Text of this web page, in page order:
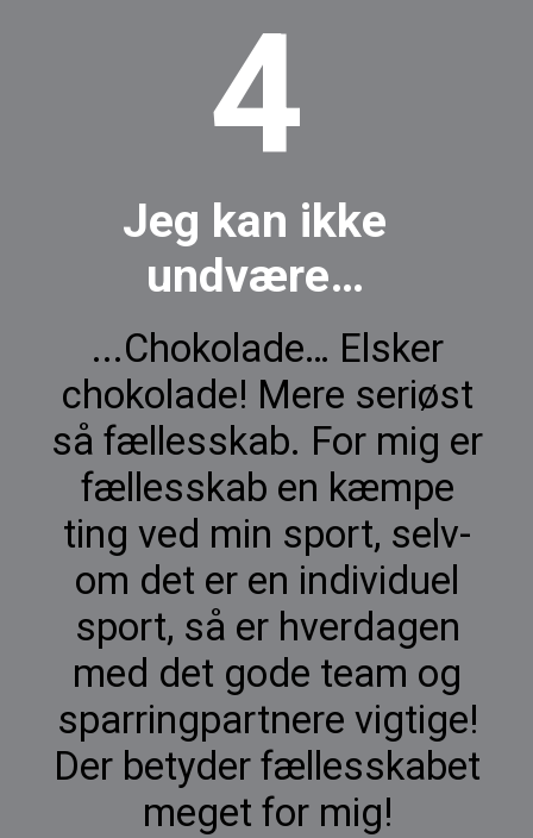
...Chokolade… Elsker
chokolade! Mere seriøst
så fællesskab. For mig er
fællesskab en kæmpe
ting ved min sport, selv-
om det er en individuel
sport, så er hverdagen
med det gode team og
sparringpartnere vigtige!
Der betyder fællesskabet
meget for mig!
Jeg kan ikke
undvære…
4